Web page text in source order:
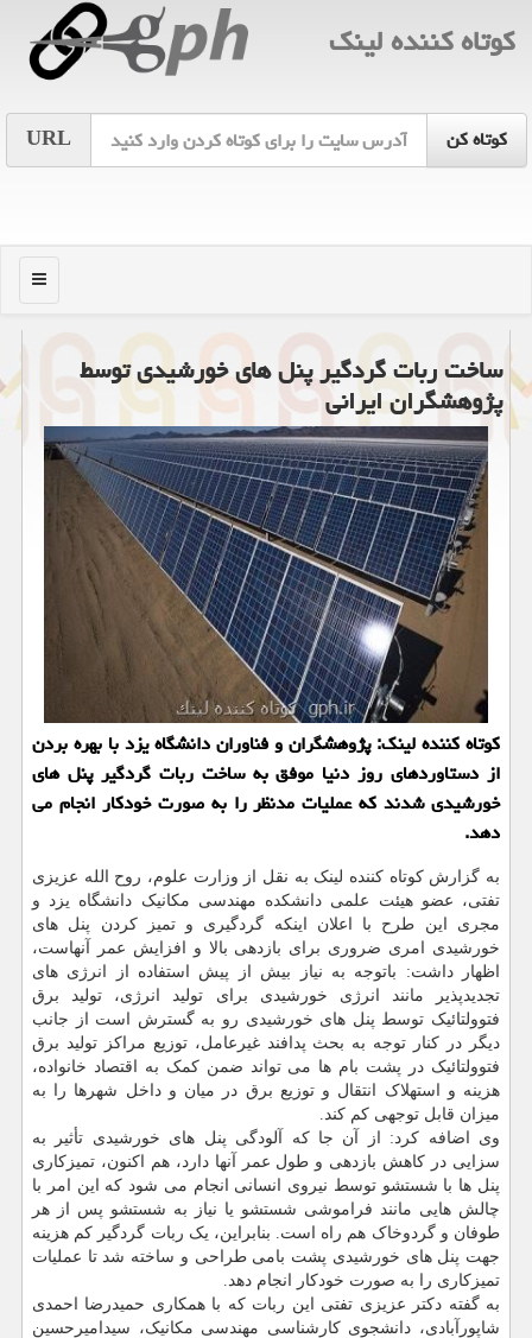
كوتاه كننده لینك
URL
منو
ساخت ربات گردگیر پنل های خورشیدی توسط
پژوهشگران ایرانی
کوتاه کننده لینک: پژوهشگران و فناوران دانشگاه یزد با بهره بردن
از دستاوردهای روز دنیا موفق به ساخت ربات گردگیر پنل های
خورشیدی شدند که عملیات مدنظر را به صورت خودکار انجام می
دهد.
به گزارش کوتاه کننده لینک به نقل از وزارت علوم، روح الله عزیزی
تفتی، عضو هیئت علمی دانشکده مهندسی مکانیک دانشگاه یزد و
مجری این طرح با اعلان اینکه گردگیری و تمیز کردن پنل های
خورشیدی امری ضروری برای بازدهی بالا و افزایش عمر آنهاست،
اظهار داشت: باتوجه به نیاز بیش از پیش استفاده از انرژی های
تجدیدپذیر مانند انرژی خورشیدی برای تولید انرژی، تولید برق
فتوولتائیک توسط پنل های خورشیدی رو به گسترش است از جانب
دیگر در کنار توجه به بحث پدافند غیرعامل، توزیع مراکز تولید برق
فتوولتائیک در پشت بام ها می تواند ضمن کمک به اقتصاد خانواده،
هزینه و استهلاک انتقال و توزیع برق در میان و داخل شهرها را به
میزان قابل توجهی کم کند.
وی اضافه کرد: از آن جا که آلودگی پنل های خورشیدی تأثیر به
سزایی در کاهش بازدهی و طول عمر آنها دارد، هم اکنون، تمیزکاری
پنل ها با شستشو توسط نیروی انسانی انجام می شود که این امر با
چالش هایی مانند فراموشی شستشو یا نیاز به شستشو پس از هر
طوفان و گردوخاک هم راه است. بنابراین، یک ربات گردگیر کم هزینه
جهت پنل های خورشیدی پشت بامی طراحی و ساخته شد تا عملیات
تمیزکاری را به صورت خودکار انجام دهد.
به گفته دکتر عزیزی تفتی این ربات که با همکاری حمیدرضا احمدی
شاپورآبادی، دانشجوی کارشناسی مهندسی مکانیک، سیدامیرحسین